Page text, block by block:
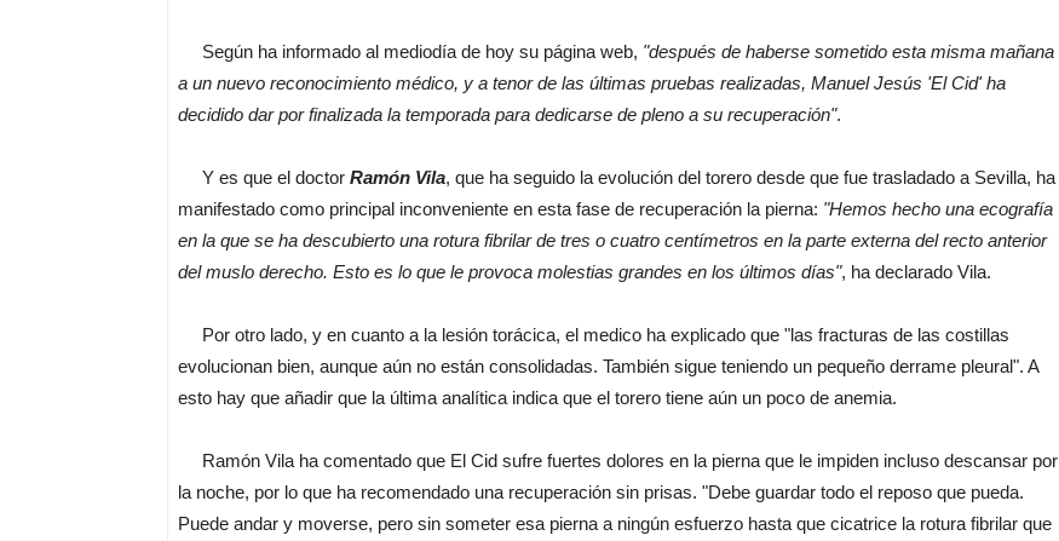
Según ha informado al mediodía de hoy su página web, "después de haberse sometido esta misma mañana
a un nuevo reconocimiento médico, y a tenor de las últimas pruebas realizadas, Manuel Jesús 'El Cid' ha
decidido dar por finalizada la temporada para dedicarse de pleno a su recuperación".
Y es que el doctor Ramón Vila, que ha seguido la evolución del torero desde que fue trasladado a Sevilla, ha
manifestado como principal inconveniente en esta fase de recuperación la pierna: "Hemos hecho una ecografía
en la que se ha descubierto una rotura fibrilar de tres o cuatro centímetros en la parte externa del recto anterior
del muslo derecho. Esto es lo que le provoca molestias grandes en los últimos días", ha declarado Vila.
Por otro lado, y en cuanto a la lesión torácica, el medico ha explicado que "las fracturas de las costillas
evolucionan bien, aunque aún no están consolidadas. También sigue teniendo un pequeño derrame pleural". A
esto hay que añadir que la última analítica indica que el torero tiene aún un poco de anemia.
Ramón Vila ha comentado que El Cid sufre fuertes dolores en la pierna que le impiden incluso descansar por
la noche, por lo que ha recomendado una recuperación sin prisas. "Debe guardar todo el reposo que pueda.
Puede andar y moverse, pero sin someter esa pierna a ningún esfuerzo hasta que cicatrice la rotura fibrilar que